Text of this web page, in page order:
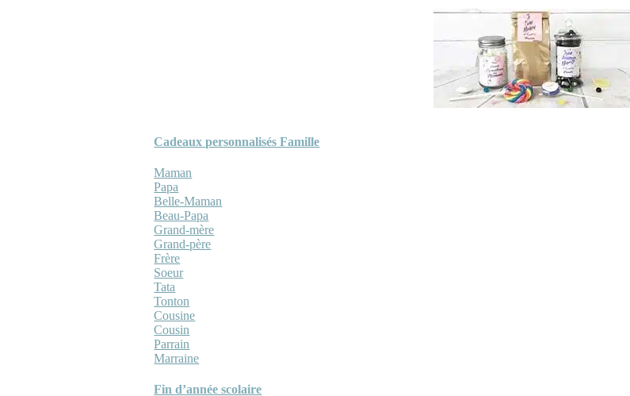
Cadeaux personnalisés Famille
Maman
Papa
Belle-Maman
Beau-Papa
Grand-mère
Grand-père
Frère
Soeur
Tata
Tonton
Cousine
Cousin
Parrain
Marraine
Fin d’année scolaire